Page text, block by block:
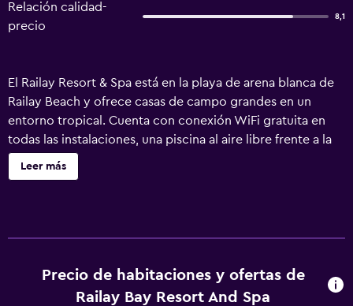
Relación calidad-
precio
8,1
El Railay Resort & Spa está en la playa de arena blanca de
Railay Beach y ofrece casas de campo grandes en un
entorno tropical. Cuenta con conexión WiFi gratuita en
todas las instalaciones, una piscina al aire libre frente a la
playa y un restaurante. El Railay Bay Resort & Spa
proporciona aparcamiento gratuito en la parte
privado, muebles de estilo informal de caña y madera,
reproductor de DVD, caja fuerte y baño amplio con
Leer más
Precio de habitaciones y ofertas de
Railay Bay Resort And Spa